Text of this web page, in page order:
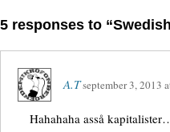
5 responses to
A.Tseptember 3, 2013
Hahahaha asså